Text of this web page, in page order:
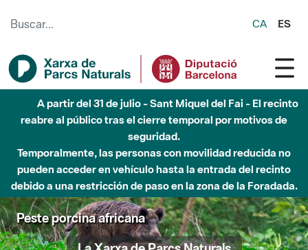
CA ES
A partir del 31 de julio - Sant Miquel del Fai - El recinto
reabre al público tras el cierre temporal por motivos de
seguridad.
Temporalmente, las personas con movilidad reducida no
pueden acceder en vehículo hasta la entrada del recinto
debido a una restricción de paso en la zona de la Foradada.
Peste porcina africana